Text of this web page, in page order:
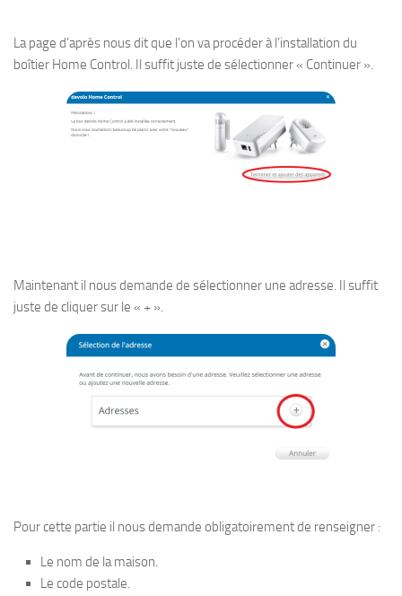
La page d’après nous dit que l’on va procéder à l’installation du
boîtier Home Control. Il suffit juste de sélectionner « Continuer ».
Maintenant il nous demande de sélectionner une adresse. Il suffit
juste de cliquer sur le « + ».
Pour cette partie il nous demande obligatoirement de renseigner :
Le nom de la maison.
Le code postale.